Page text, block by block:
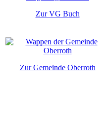
Zur VG Buch
Zur Gemeinde Oberroth